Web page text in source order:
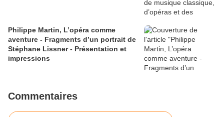
Philippe Martin, L’opéra comme
aventure - Fragments d’un portrait de
Stéphane Lissner - Présentation et
impressions
Commentaires